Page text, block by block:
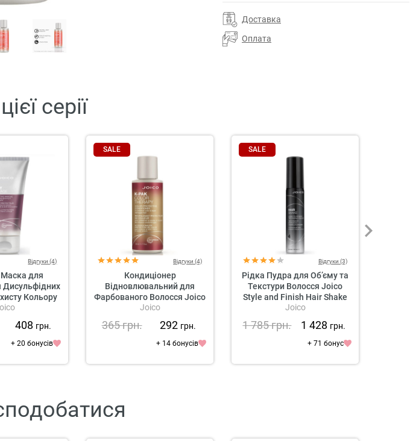
Доставка
Оплата
серії
Відгуки (4)
для
Дисульфідних
Кольору
Damage
408 грн.
+ 20 бонусів
SALE
Відгуки (4)
Кондиціонер
Відновлювальний для
Фарбованого Волосся Joico
K-Pak Color Therapy Color-
Joico
365грн. 292 грн.
+ 14 бонусів
SALE
Відгуки (3)
Рідка Пудра для Об’єму та
Текстури Волосся Joico
Style and Finish Hair Shake
Liquid-to-Powder Texturizing
Joico
1 785грн. 1 428 грн.
+ 71 бонус